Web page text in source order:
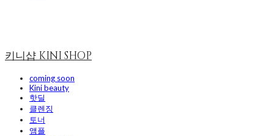
키니샵 KINI SHOP
coming soon
Kini beauty
핫딜
클렌징
토너
앰플